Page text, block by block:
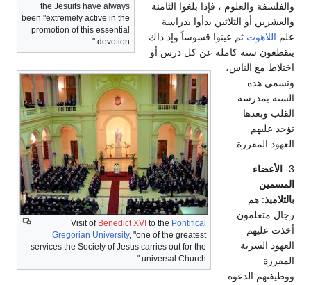
the Jesuits have always
been "extremely active in the
promotion of this essential
devotion."
Visit of Benedict XVI to the Pontifical
Gregorian University, "one of the greatest
services the Society of Jesus carries out for the
universal Church."
والفلسفة والعلوم ، فإذا بلغوا الثامنة
والعشرين أو الثلاثين بدأوا بدراسة
علم اللاهوت ثم عينوا قسوساً وإذ ذاك
ينقطعون سنة كاملة عن كل درس أو
اختلاط مع الناس،
وتسمى هذه
السنة بمدرسة
القلب وبعدها
تؤخذ عليهم
العهود المقررة.
3-
الأعضاء
المسمين
بالتلاميذ: هم
رجال متعلمون
أخذت عليهم
العهود السرية
المقررة
ووظيفتهم الدعوة